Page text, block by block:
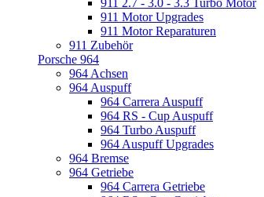
911 2.7 - 3.0 - 3.3 Turbo Motor
911 Motor Upgrades
911 Motor Reparaturen
911 Zubehör
Porsche 964
964 Achsen
964 Auspuff
964 Carrera Auspuff
964 RS - Cup Auspuff
964 Turbo Auspuff
964 Auspuff Upgrades
964 Bremse
964 Getriebe
964 Carrera Getriebe